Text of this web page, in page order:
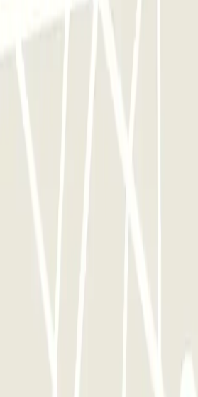
- Boquería: Opinions
no funciona. Es por eso que pongo